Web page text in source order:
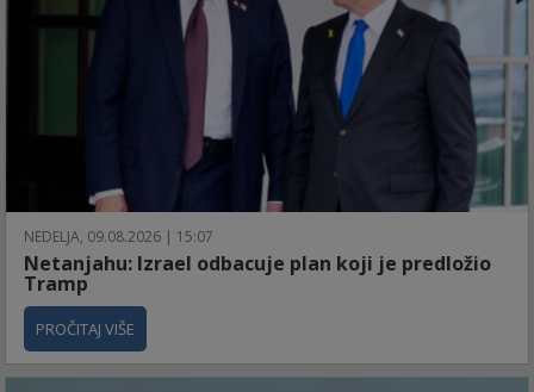
NEDELJA, 09.08.2026 | 15:07
Netanjahu: Izrael odbacuje plan koji je predložio
Tramp
PROČITAJ VIŠE